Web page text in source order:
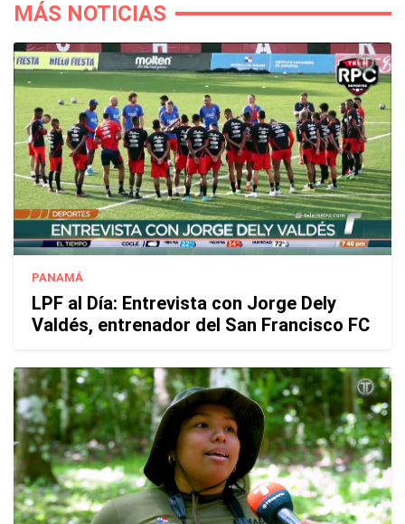
MÁS NOTICIAS
PANAMÁ
LPF al Día: Entrevista con Jorge Dely
Valdés, entrenador del San Francisco FC